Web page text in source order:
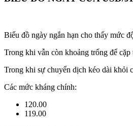
Biểu đồ ngày ngắn hạn cho thấy mức
Trong khi vẫn còn khoảng trống để cặp
Trong khi sự chuyển dịch kéo dài khỏi
Các mức kháng chính:
120.00
119.00